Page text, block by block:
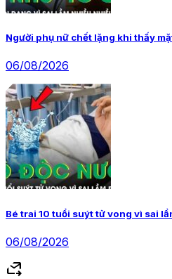
Người phụ nữ chết lặng khi thấy
06/08/2026
Bé trai 10 tuổi suýt tử vong vì sai
06/08/2026
forward_to_inbox